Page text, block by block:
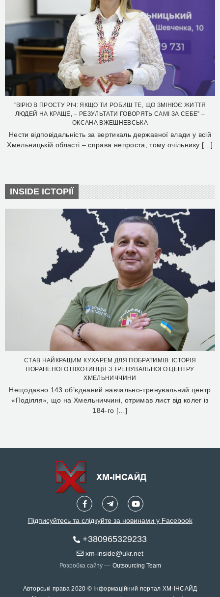
“ВІРЮ В ПРОСТУ РІЧ: ЯКЩО ТИ РОБИШ ТЕ, ЩО ЗМІНЮЄ ЖИТТЯ
ЛЮДЕЙ НА КРАЩЕ, – РЕЗУЛЬТАТИ ГОВОРЯТЬ САМІ ЗА СЕБЕ” –
ОКСАНА ВЖЕШНЕВСЬКА
Нести відповідальність за вертикаль державної влади у всій
Хмельницькій області – справа непроста, тому очільнику […]
INSIDE ІСТОРІЇ
СТАВ НАЙКРАЩИМ КУХАРЕМ ДЛЯ ПОБРАТИМІВ: ІСТОРІЯ
ПОРАНЕНОГО ПІХОТИНЦЯ З ТРЕНУВАЛЬНОГО ЦЕНТРУ
ХМЕЛЬНИЧЧИНИ
Нещодавно 143 об’єднаний навчально-тренувальний центр
«Поділля», що на Хмельниччині, отримав лист від колег із
184-го […]
Підписуйтесь та слідкуйте за новинами у Facebook
+380965329233
xm-inside@ukr.net
Розробка сайту — Outsourcing Team
Авторські права 2020 © Інформаційний портал ХМ-ІНСАЙД